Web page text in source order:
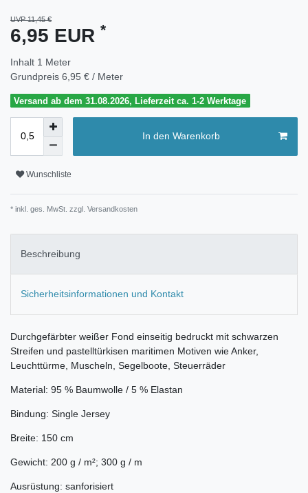
UVP 11,45 €
6,95 EUR *
Inhalt 1 Meter
Grundpreis 6,95 € / Meter
Versand ab dem 31.08.2026, Lieferzeit ca. 1-2 Werktage
In den Warenkorb
Wunschliste
* inkl. ges. MwSt. zzgl. Versandkosten
Beschreibung
Sicherheitsinformationen und Kontakt
Durchgefärbter weißer Fond einseitig bedruckt mit schwarzen
Streifen und pastelltürkisen maritimen Motiven wie Anker,
Leuchttürme, Muscheln, Segelboote, Steuerräder
Material: 95 % Baumwolle / 5 % Elastan
Bindung: Single Jersey
Breite: 150 cm
Gewicht: 200 g / m²; 300 g / m
Ausrüstung: sanforisiert